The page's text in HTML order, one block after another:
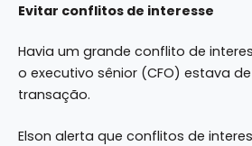
Evitar conflitos de interesse
Havia um grande conflito de
o executivo sênior (CFO) estava
transação.
Elson alerta que conflitos de